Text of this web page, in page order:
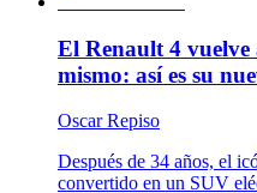
El Renault 4 vuelve
mismo: así es su
Oscar Repiso
Después de 34 años, el
convertido en un SUV